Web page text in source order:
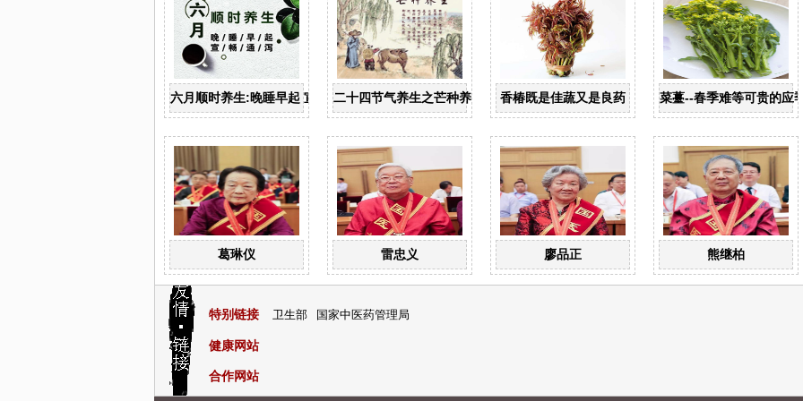
六月顺时养生:晚睡早起 宣畅通泻二十四节气养生之芒种养生 香椿既是佳蔬又是良药 菜薹--春季难等可贵的应
葛琳仪 雷忠义 廖品正 熊继柏
特别链接 卫生部 国家中医药管理局
健康网站
合作网站